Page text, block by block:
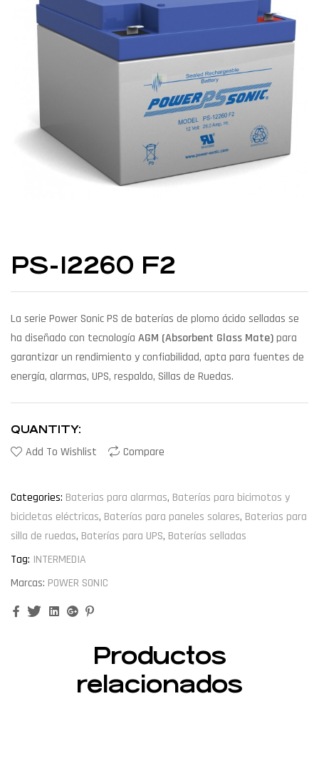
PS-12260 F2
La serie Power Sonic PS de baterías de plomo ácido selladas se
ha diseñado con tecnología AGM (Absorbent Glass Mate)para
garantizar un rendimiento y confiabilidad, apta para fuentes de
energía, alarmas, UPS, respaldo, Sillas de Ruedas.
QUANTITY:
Add To Wishlist Compare
Categories: Baterias para alarmas, Baterías para bicimotos y
bicicletas eléctricas, Baterías para paneles solares, Baterias para
silla de ruedas, Baterías para UPS, Baterías selladas
Tag: INTERMEDIA
Marcas: POWER SONIC
FacebookTwitterLinkedinGoogle+
Productos
relacionados